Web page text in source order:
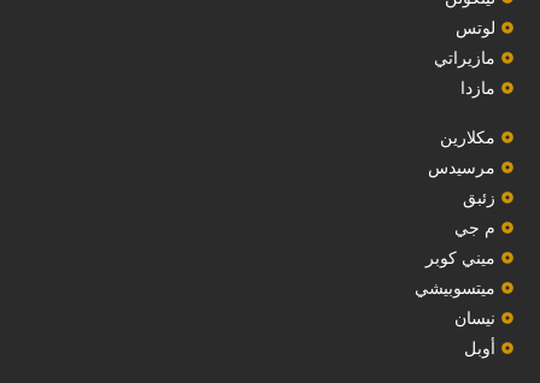
‏لوتس‏
مازيراتي
مازدا
مكلارين
مرسيدس
‏زئبق‏
م جي
ميني كوبر
ميتسوبيشي
نيسان
أوبل